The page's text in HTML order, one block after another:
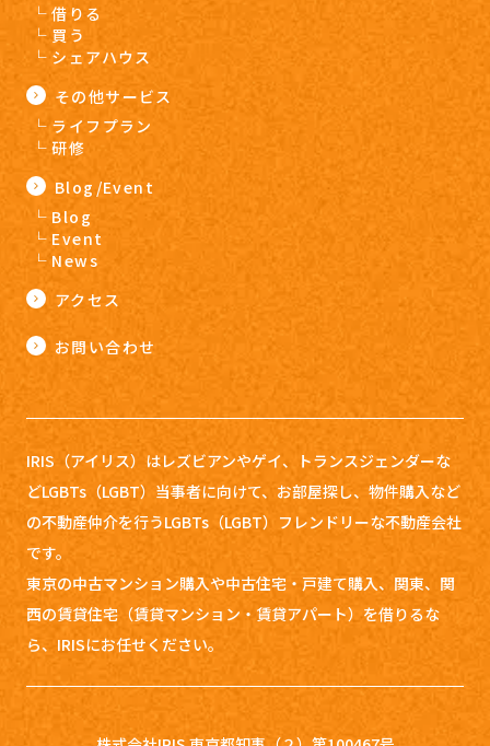
借りる
買う
シェアハウス
その他サービス
ライフプラン
研修
Blog/Event
Blog
Event
News
アクセス
お問い合わせ
IRIS（アイリス）はレズビアンやゲイ、トランスジェンダーな
どLGBTs（LGBT）当事者に向けて、お部屋探し、 物件購入など
の不動産仲介を行うLGBTs（LGBT）フレンドリーな不動産会社
です。
東京の中古マンション購入や中古住宅・戸建て購入、関東、関
西の賃貸住宅（賃貸マンション・賃貸アパート）を借りるな
ら、IRISにお任せください。